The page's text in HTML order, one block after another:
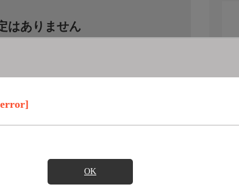
OK
はありません